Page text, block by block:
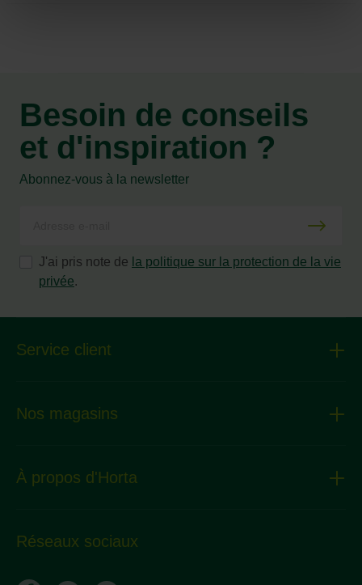
Besoin de conseils
et d'inspiration ?
Abonnez-vous à la newsletter
J'ai pris note de la politique sur la protection de la vie
privée.
Service client
Nos magasins
À propos d'Horta
Réseaux sociaux